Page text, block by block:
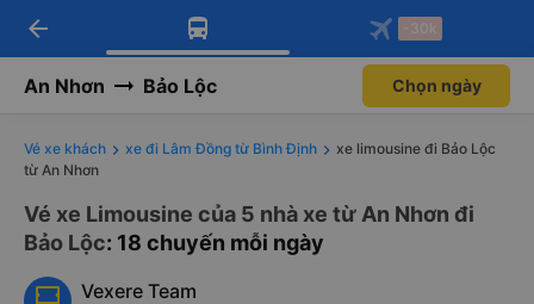
Tải app Vexere ngay!
Nhận ưu đãi thành viên độc
Mở app
Tải app Vexere
-30k/ghế khi đặt vé máy bay qua
Mở app
arrow_back -30k
An Nhơn Bảo Lộc Chọn ngày
Vé xe khách xe đi Lâm Đồng từ Bình Định
xe limousine đi Bảo Lộc
từ An Nhơn
Vé xe Limousine của 5 nhà xe từ An Nhơn đi
Bảo Lộc: 18 chuyến mỗi ngày
Vexere Team